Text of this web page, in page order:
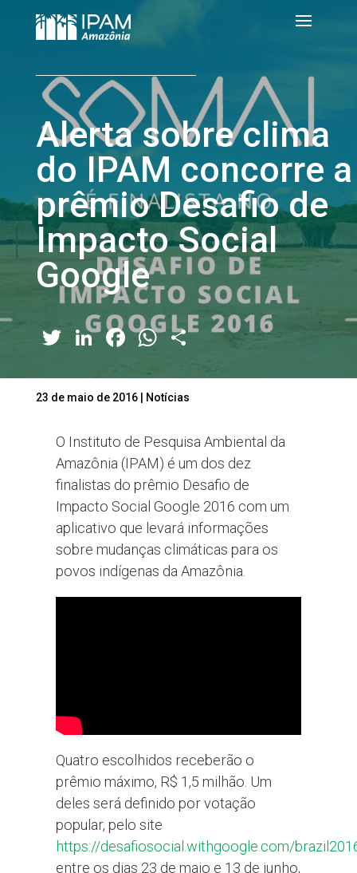
Alerta sobre clima
do IPAM concorre a
prêmio Desafio de
Impacto Social
Google
Twitter
LinkedIn
Facebook
WhatsApp
Share
23 de maio de 2016| Notícias
O Instituto de Pesquisa Ambiental da
Amazônia (IPAM) é um dos dez
finalistas do prêmio Desafio de
Impacto Social Google 2016 com um
aplicativo que levará informações
sobre mudanças climáticas para os
povos indígenas da Amazônia.
Quatro escolhidos receberão o
prêmio máximo, R$ 1,5 milhão. Um
deles será definido por votação
popular, pelo site
https://desafiosocial.withgoogle.com/
entre os dias 23 de maio e 13 de junho,